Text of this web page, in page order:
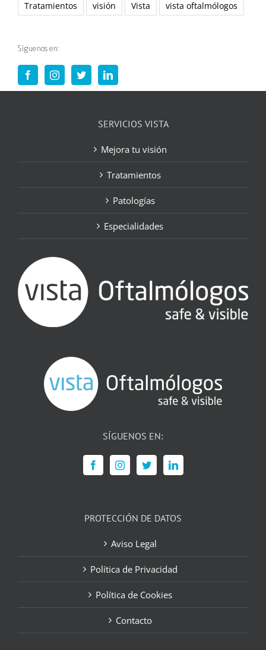
Tratamientos
visión Vista vista oftalmólogos
Síguenos en:
SERVICIOS VISTA
Mejora tu visión
Tratamientos
Patologías
Especialidades
SÍGUENOS EN:
PROTECCIÓN DE DATOS
Aviso Legal
Política de Privacidad
Política de Cookies
Contacto